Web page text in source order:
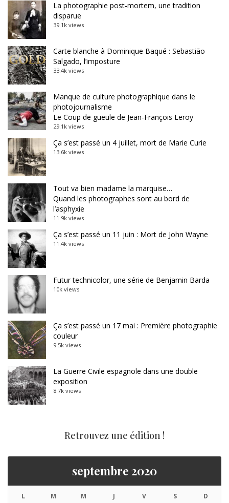
La photographie post-mortem, une tradition
disparue
39.1k views
Carte blanche à Dominique Baqué : Sebastião
Salgado, l’imposture
33.4k views
Manque de culture photographique dans le
photojournalisme
Le Coup de gueule de Jean-François Leroy
29.1k views
Ça s’est passé un 4 juillet, mort de Marie Curie
13.6k views
Tout va bien madame la marquise…
Quand les photographes sont au bord de
l’asphyxie
11.9k views
Ça s’est passé un 11 juin : Mort de John Wayne
11.4k views
Futur technicolor, une série de Benjamin Barda
10k views
Ça s’est passé un 17 mai : Première photographie
couleur
9.5k views
La Guerre Civile espagnole dans une double
exposition
8.7k views
Retrouvez une édition !
septembre 2020
L M M J V S D